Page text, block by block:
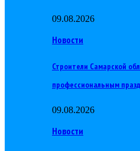
09.08.2026
Новости
Строители Самарской
профессиональным
09.08.2026
Новости